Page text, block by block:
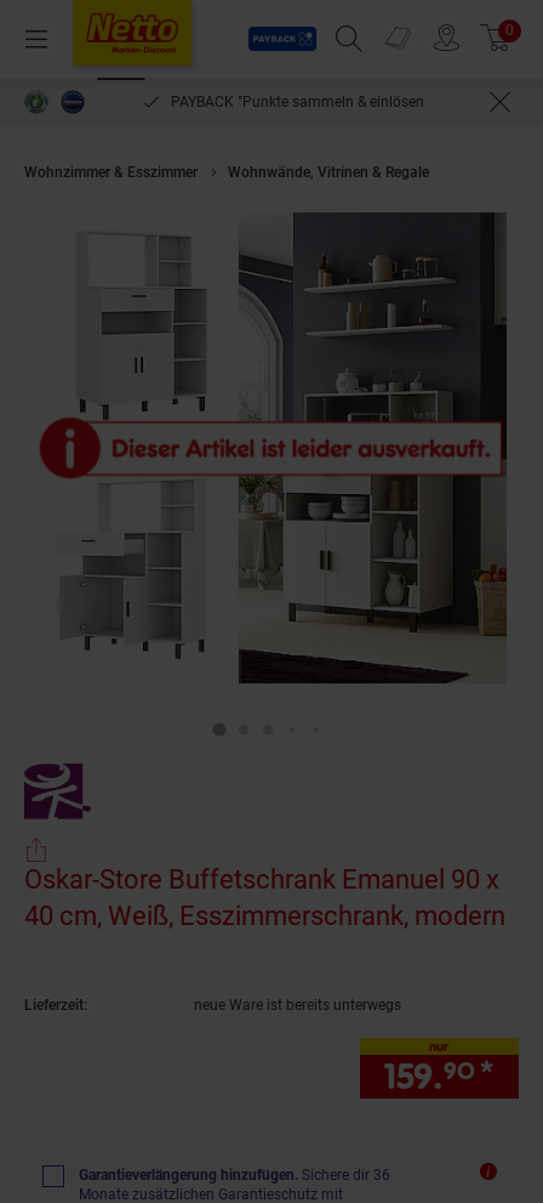
Menü
Payback
Suchfeld einblenden
Prospekte 0
PAYBACK °Punkte sammeln & einlösen
Wohnzimmer & Esszimmer Wohnwände, Vitrinen & Regale
Oskar-Store Buffetschrank Emanuel 90 x
40 cm, Weiß, Esszimmerschrank, modern
Lieferzeit: neue Ware ist bereits unterwegs
nur
159.90 *
Garantieverlängerung hinzufügen. Sichere dir 36
Monate zusätzlichen Garantieschutz mit